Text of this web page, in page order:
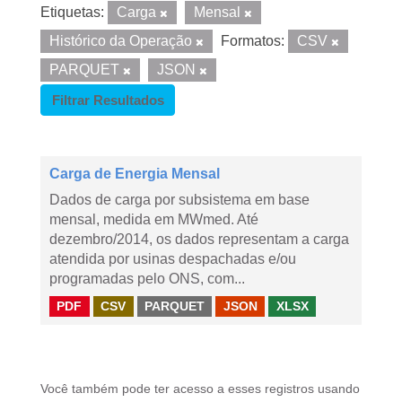
Etiquetas: Carga
Mensal
Histórico da Operação
Formatos:
CSV
PARQUET
JSON
Filtrar Resultados
Carga de Energia Mensal
Dados de carga por subsistema em base
mensal, medida em MWmed. Até
dezembro/2014, os dados representam a carga
atendida por usinas despachadas e/ou
programadas pelo ONS, com...
PDF CSV PARQUET JSON XLSX
Você também pode ter acesso a esses registros usando